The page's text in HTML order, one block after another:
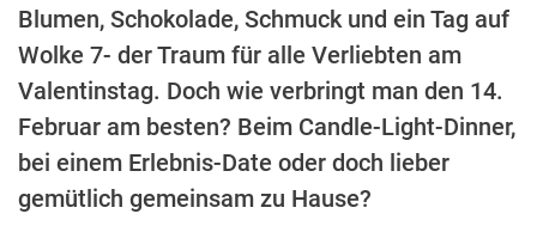
Blumen, Schokolade, Schmuck und ein Tag auf
Wolke 7- der Traum für alle Verliebten am
Valentinstag. Doch wie verbringt man den 14.
Februar am besten? Beim Candle-Light-Dinner,
bei einem Erlebnis-Date oder doch lieber
gemütlich gemeinsam zu Hause?